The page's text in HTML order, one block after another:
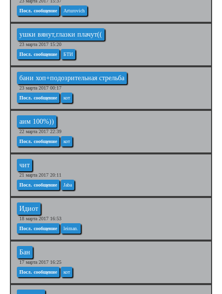
Посл. сообщение
Arturovich
ушки вянут,глазки плачут((
23 марта 2017 15:20
Посл. сообщение
БТИ
бани хоп+подозрительная стрельба
23 марта 2017 00:17
Посл. сообщение
кот
аим 100%))
22 марта 2017 22:39
Посл. сообщение
кот
чит
21 марта 2017 20:11
Посл. сообщение
Jaba
Идиот
18 марта 2017 16:53
Посл. сообщение
leiman.
Бан
17 марта 2017 16:25
Посл. сообщение
кот